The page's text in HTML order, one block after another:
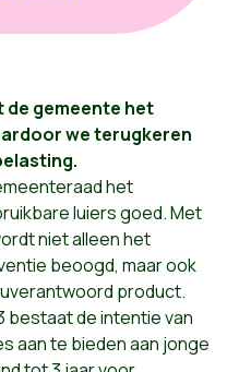
de gemeente het
we terugkeren
het
luiers goed. Met
niet alleen het
beoogd, maar ook
product.
bestaat de intentie van
aan te bieden aan jonge